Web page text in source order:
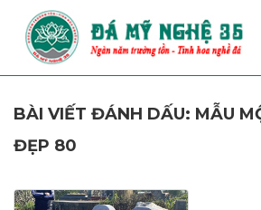
BÀI VIẾT ĐÁNH DẤU: MẪU
ĐẸP 80